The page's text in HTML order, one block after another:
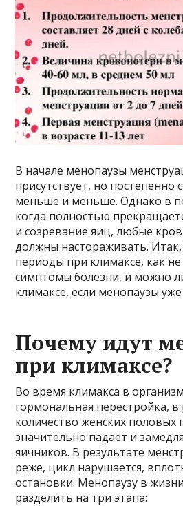
В начале менопаузы
присутствует, но постепенно
меньше и меньше. Однако в
когда полностью
и созревание яиц, любые
должны настораживать.
периоды при климаксе, как
симптомы болезни, и можно
климаксе, если менопаузы уже
Почему идут
при климаксе?
Во время климакса в
гормональная перестройка, в
количество женских половых
значительно падает и
яичников. В результате
реже, цикл нарушается,
остановки. Менопаузу в
разделить на три этапа: